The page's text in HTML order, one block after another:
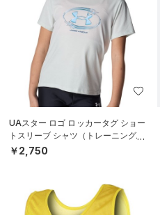
UAスター ロゴ ロッカータグ ショー
トスリーブ シャツ（トレーニング/G
IRLS）
￥2,750